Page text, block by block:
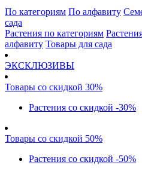
По категориям По алфавиту
сада
Растения по категориям
алфавиту Товары для сада
ЭКСКЛЮЗИВЫ
Товары со скидкой 30%
Растения со скидкой -30%
Товары со скидкой 50%
Растения со скидкой -50%